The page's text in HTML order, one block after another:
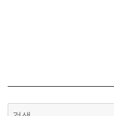
검